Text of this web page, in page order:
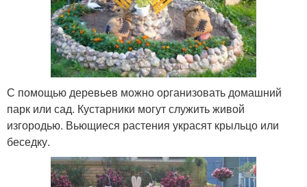
С помощью деревьев можно организовать домашний
парк или сад. Кустарники могут служить живой
изгородью. Вьющиеся растения украсят крыльцо или
беседку.